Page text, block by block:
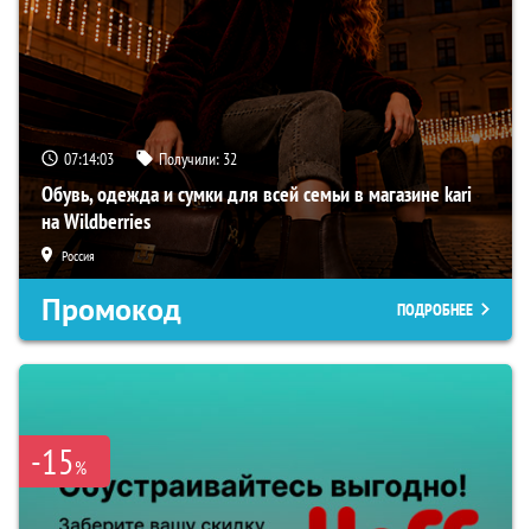
07:14:02 Получили: 32
Обувь, одежда и сумки для всей семьи в магазине kari
на Wildberries
Россия
Промокод ПОДРОБНЕЕ
-15%